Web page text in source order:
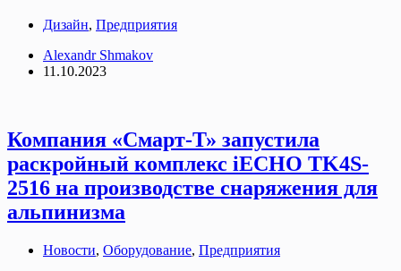
Дизайн, Предприятия
Alexandr Shmakov
11.10.2023
Компания «Смарт-Т» запустила
раскройный комплекс iECHO TK4S-
2516 на производстве снаряжения для
альпинизма
Новости, Оборудование, Предприятия